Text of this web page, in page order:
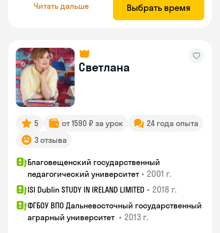
Читать дальше Выбрать время
Светлана
5 от 1590 ₽ за урок
24 года опыта
3 отзыва
Благовещенский государственный
педагогический университет • 2001 г.
ISI Dublin STUDY IN IRELAND LIMITED • 2018 г.
ФГБОУ ВПО Дальневосточный государственный
аграрный университет • 2013 г.